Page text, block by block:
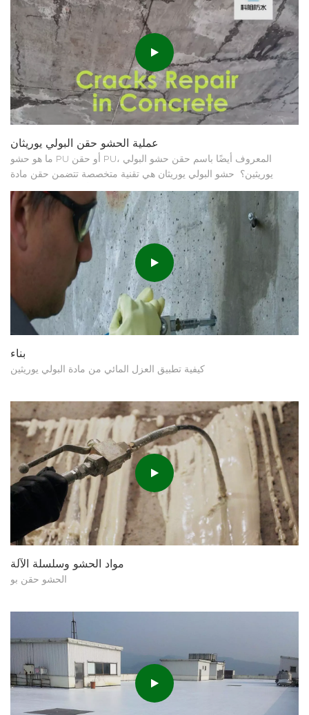
عملية الحشو حقن البولي يوريثان
ما هو حشو PU أو حقن PU، المعروف أيضًا باسم حقن حشو البولي
يوريثين؟ حشو البولي يوريثان هي تقنية متخصصة تتضمن حقن مادة
البولي يوريثين الممدد لمنع تدفق المياه إلى الأسفل أو من خلال الشقوق
أو لملء الفراغات تحت الألواح أو المفاصل الخرسانية أو خلف الجدران
والمفاصل الخرسانية. تعتبر هذه الطريقة مفيدة...
بناء
كيفية تطبيق العزل المائي من مادة البولي يوريثين
مواد الحشو وسلسلة الآلة
الحشو حقن بو